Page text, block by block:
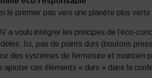
le premier pas vers une planète plus
a voulu intégrer les principes de l’éco-
Ici, pas de points durs (boutons
des systèmes de fermeture et maintien
ajouter ces éléments « durs » dans la